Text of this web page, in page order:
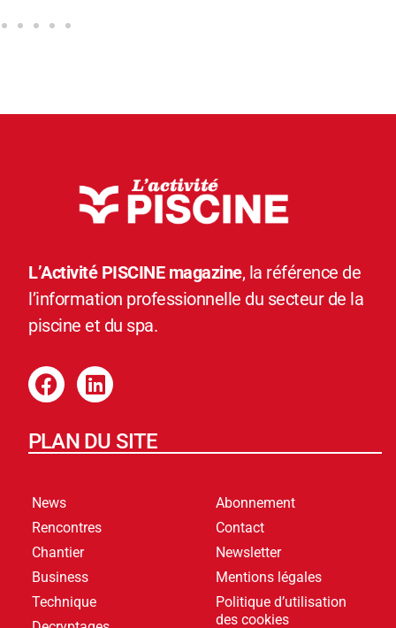
L’Activité PISCINE magazine, la référence de
l’information professionnelle du secteur de la
piscine et du spa.
PLAN DU SITE
News
Rencontres
Chantier
Business
Technique
Abonnement
Contact
Newsletter
Mentions légales
Politique d’utilisation
des cookies